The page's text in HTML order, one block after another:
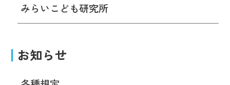
みらいこども研究所
お知らせ